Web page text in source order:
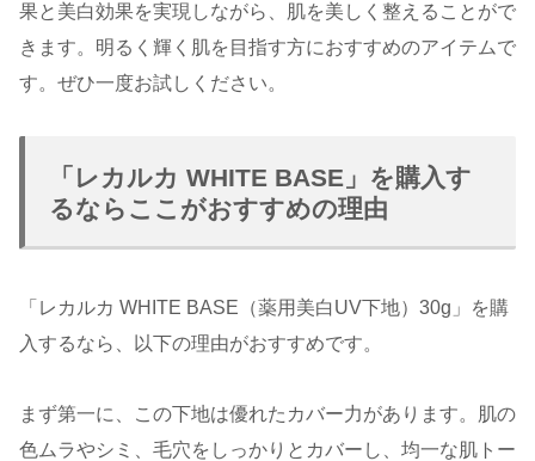
果と美白効果を実現しながら、肌を美しく整えることがで
きます。明るく輝く肌を目指す方におすすめのアイテムで
す。ぜひ一度お試しください。
「レカルカ WHITE BASE」を購入す
るならここがおすすめの理由
「レカルカ WHITE BASE（薬用美白UV下地）30g」を購
入するなら、以下の理由がおすすめです。
まず第一に、この下地は優れたカバー力があります。肌の
色ムラやシミ、毛穴をしっかりとカバーし、均一な肌トー